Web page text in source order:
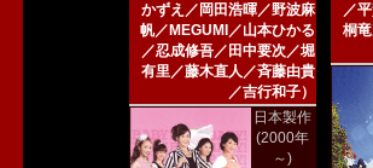
かずえ／岡田浩暉／野波麻
帆／MEGUMI／山本ひかる
／忍成修吾／田中要次／堀
有里／藤木直人／斉藤由貴
／吉行和子）
日本製作
(2000年
～)
／
桐